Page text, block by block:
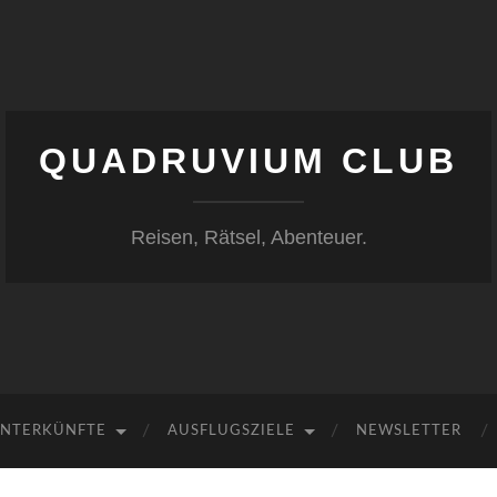
QUADRUVIUM CLUB
Reisen, Rätsel, Abenteuer.
AUSFLUGSZIELE NEWSLETTER